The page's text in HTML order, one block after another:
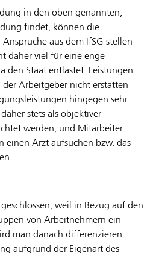
in den oben genannten,
findet, können die
aus dem IfSG stellen -
daher viel für eine enge
den Staat entlastet: Leistungen
der Arbeitgeber nicht erstatten
hingegen sehr
stets als objektiver
werden, und Mitarbeiter
einen Arzt aufsuchen bzw. das
weil in Bezug auf den
von Arbeitnehmern ein
man danach differenzieren
aufgrund der Eigenart des